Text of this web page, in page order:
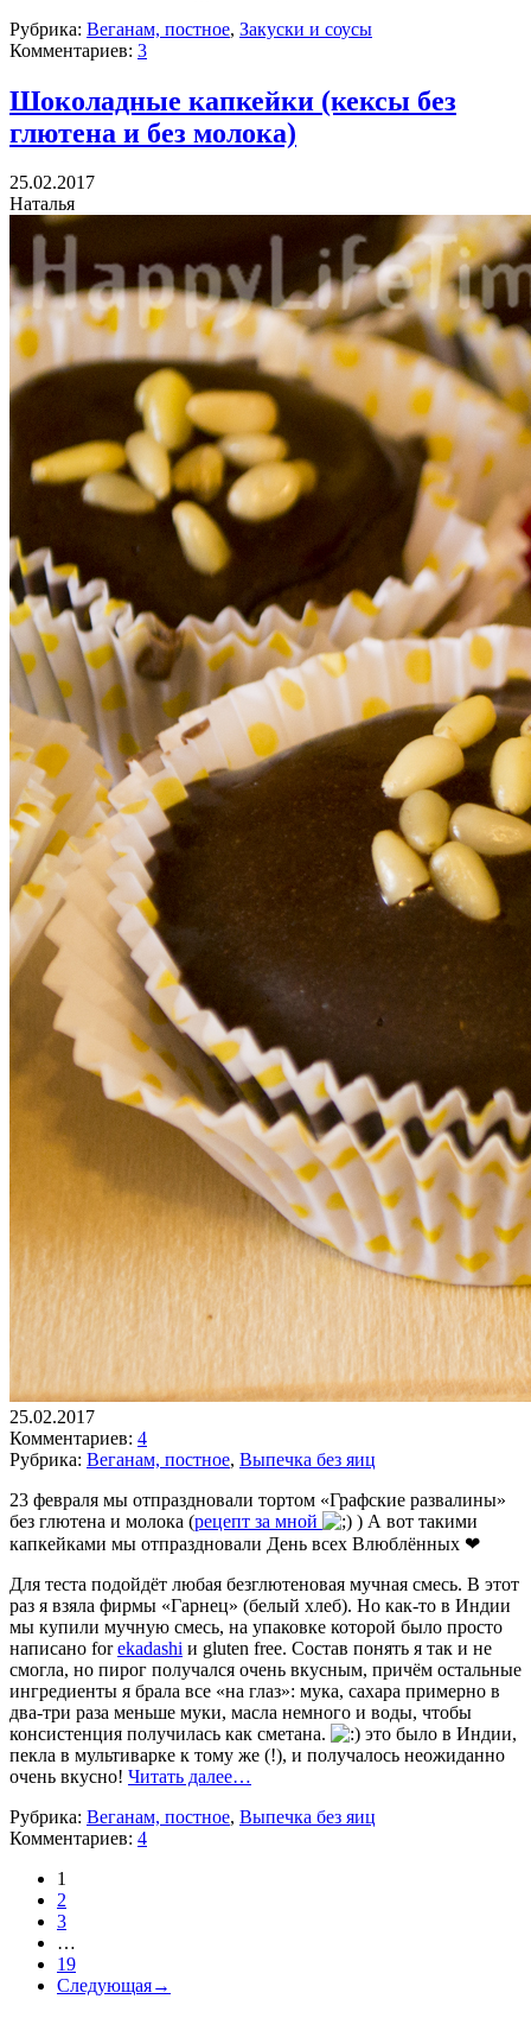
Рубрика: Веганам, постное, Закуски и соусы
Комментариев: 3
Шоколадные капкейки (кексы без
глютена и без молока)
25.02.2017
Наталья
25.02.2017
Комментариев: 4
Рубрика: Веганам, постное, Выпечка без яиц
23 февраля мы отпраздновали тортом «Графские развалины»
без глютена и молока (рецепт за мной
) А вот такими
капкейками мы отпраздновали День всех Влюблённых ❤
Для теста подойдёт любая безглютеновая мучная смесь. В этот
раз я взяла фирмы «Гарнец» (белый хлеб). Но как-то в Индии
мы купили мучную смесь, на упаковке которой было просто
написано forekadashi и gluten free. Состав понять я так и не
смогла, но пирог получался очень вкусным, причём остальные
ингредиенты я брала все «на глаз»: мука, сахара примерно в
два-три раза меньше муки, масла немного и воды, чтобы
консистенция получилась как сметана.
это было в Индии,
пекла в мультиварке к тому же (!), и получалось неожиданно
очень вкусно! Читать далее…
Рубрика: Веганам, постное, Выпечка без яиц
Комментариев: 4
1
2
3
…
19
Следующая→